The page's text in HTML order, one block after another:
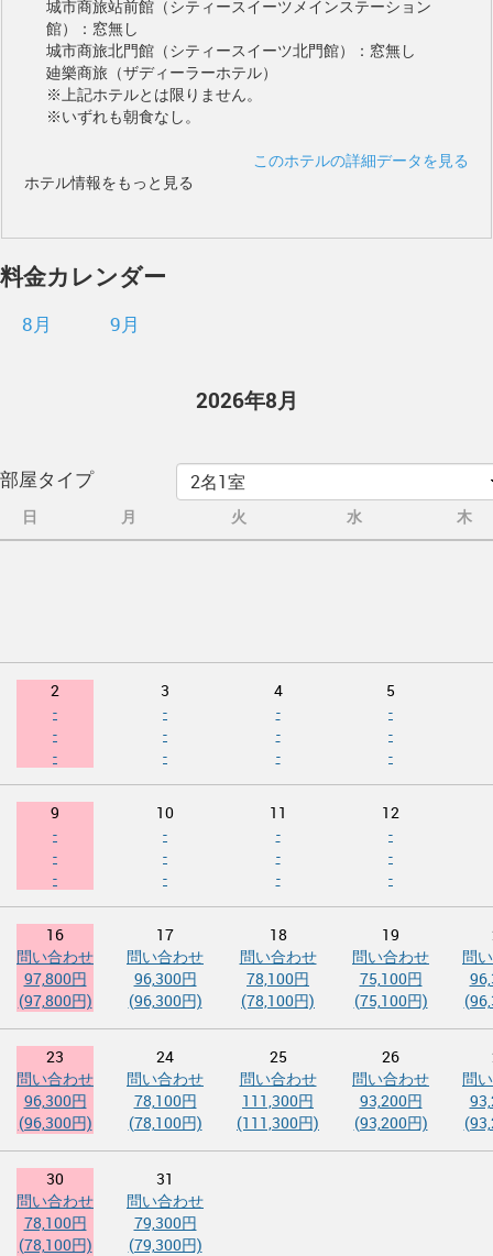
城市商旅站前館（シティースイーツメインステーション
館）：窓無し
城市商旅北門館（シティースイーツ北門館）：窓無し
廸樂商旅（ザディーラーホテル）
※上記ホテルとは限りません。
※いずれも朝食なし。
このホテルの詳細データを見る
ホテル情報をもっと見る
料金カレンダー
8月 9月
2026年8月
部屋タイプ
日 月 火 水 木
2
-
-
-
3
-
-
-
4
-
-
-
5
-
-
-
9
-
-
-
10
-
-
-
11
-
-
-
12
-
-
-
16
問い合わせ
97,800円
(97,800円)
17
問い合わせ
96,300円
(96,300円)
18
問い合わせ
78,100円
(78,100円)
19
問い合わせ
75,100円
(75,100円)
問
23
問い合わせ
96,300円
(96,300円)
24
問い合わせ
78,100円
(78,100円)
25
問い合わせ
111,300円
(111,300円)
26
問い合わせ
93,200円
(93,200円)
問
30
問い合わせ
78,100円
(78,100円)
31
問い合わせ
79,300円
(79,300円)